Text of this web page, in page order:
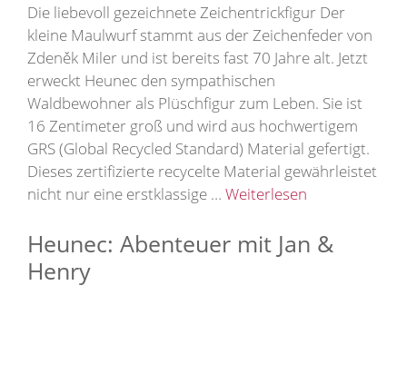
Die liebevoll gezeichnete Zeichentrickfigur Der
kleine Maulwurf stammt aus der Zeichenfeder von
Zdeněk Miler und ist bereits fast 70 Jahre alt. Jetzt
erweckt Heunec den sympathischen
Waldbewohner als Plüschfigur zum Leben. Sie ist
16 Zentimeter groß und wird aus hochwertigem
GRS (Global Recycled Standard) Material gefertigt.
Dieses zertifizierte recycelte Material gewährleistet
nicht nur eine erstklassige … Weiterlesen
Heunec: Abenteuer mit Jan &
Henry